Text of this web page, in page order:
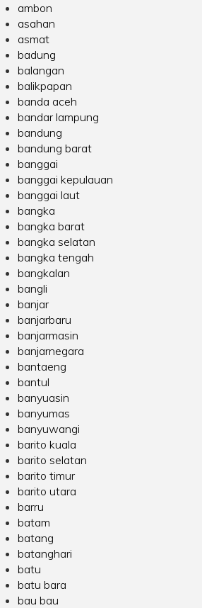
ambon
asahan
asmat
badung
balangan
balikpapan
banda aceh
bandar lampung
bandung
bandung barat
banggai
banggai kepulauan
banggai laut
bangka
bangka barat
bangka selatan
bangka tengah
bangkalan
bangli
banjar
banjarbaru
banjarmasin
banjarnegara
bantaeng
bantul
banyuasin
banyumas
banyuwangi
barito kuala
barito selatan
barito timur
barito utara
barru
batam
batang
batanghari
batu
batu bara
bau bau